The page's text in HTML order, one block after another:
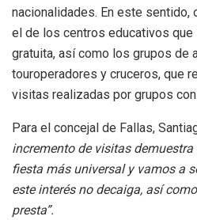
nacionalidades. En este sentido,
el de los centros educativos
gratuita, así como los grupos de
touroperadores y cruceros, que
visitas realizadas por grupos
Para el concejal de Fallas,
incremento de visitas
fiesta más universal y vamos a
este interés no decaiga, así
presta”.